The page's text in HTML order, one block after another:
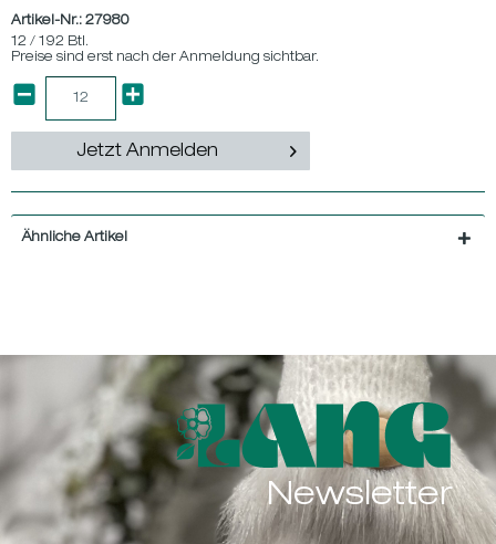
Artikel-Nr.: 27980
12 / 192 Btl.
Preise sind erst nach der Anmeldung sichtbar.
Jetzt Anmelden
Ähnliche Artikel
Newsletter